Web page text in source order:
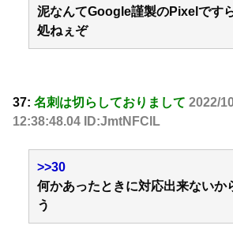
泥なんてGoogle謹製のPixelです
処ねぇぞ
37: 名刺は切らしておりまして 2022/
12:38:48.04 ID:JmtNFClL
>>30
何かあったときに対応出来ないか
う